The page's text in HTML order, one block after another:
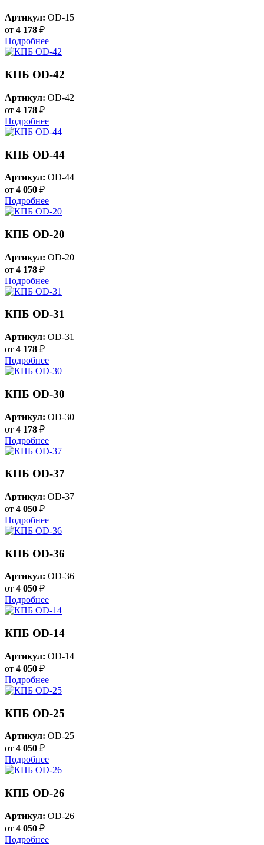
Артикул: OD-15
от 4 178 ₽
Подробнее
КПБ OD-42
Артикул: OD-42
от 4 178 ₽
Подробнее
КПБ OD-44
Артикул: OD-44
от 4 050 ₽
Подробнее
КПБ OD-20
Артикул: OD-20
от 4 178 ₽
Подробнее
КПБ OD-31
Артикул: OD-31
от 4 178 ₽
Подробнее
КПБ OD-30
Артикул: OD-30
от 4 178 ₽
Подробнее
КПБ OD-37
Артикул: OD-37
от 4 050 ₽
Подробнее
КПБ OD-36
Артикул: OD-36
от 4 050 ₽
Подробнее
КПБ OD-14
Артикул: OD-14
от 4 050 ₽
Подробнее
КПБ OD-25
Артикул: OD-25
от 4 050 ₽
Подробнее
КПБ OD-26
Артикул: OD-26
от 4 050 ₽
Подробнее